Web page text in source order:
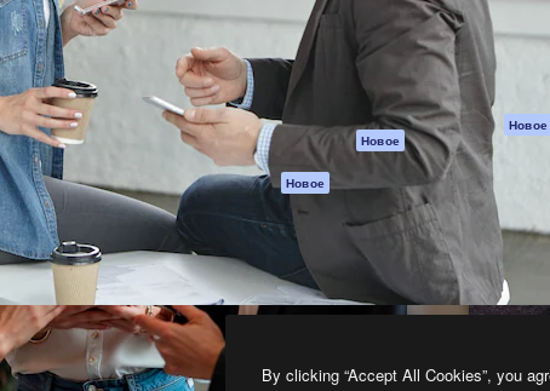
ИИ
Генератор голоса
на основе ИИ
Стоковый контент
MCP для
Claude/ChatGPT
Новое
Агенты Новое
Мобильное
приложение
Все инструменты
Условия и
положения
Политика
Оригиналы
Новое
Политика файлов
cookie
Центр доверия
Партнеры
Предприятие
By clicking “Accept All Cookies”, you